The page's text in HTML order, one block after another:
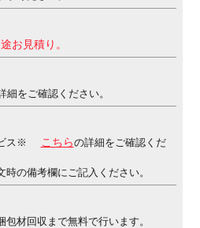
(変更日：2026年4月より順次)
しないように柔らかく、後方はお尻をし
する硬めのクッションを採用。
ン購入法適合商品
お見積り。
細をご確認ください。
ス※ こちらの詳細をご確認くだ
の備考欄にご記入ください。
包材回収まで無料で行います。